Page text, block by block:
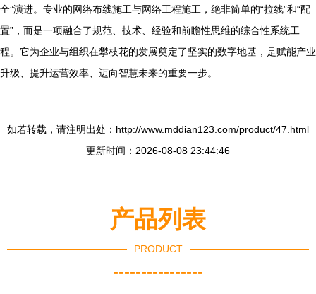
全”演进。专业的网络布线施工与网络工程施工，绝非简单的“拉线”和“配
置”，而是一项融合了规范、技术、经验和前瞻性思维的综合性系统工
程。它为企业与组织在攀枝花的发展奠定了坚实的数字地基，是赋能产业
升级、提升运营效率、迈向智慧未来的重要一步。
如若转载，请注明出处：http://www.mddian123.com/product/47.html
更新时间：2026-08-08 23:44:46
产品列表
PRODUCT
----------------